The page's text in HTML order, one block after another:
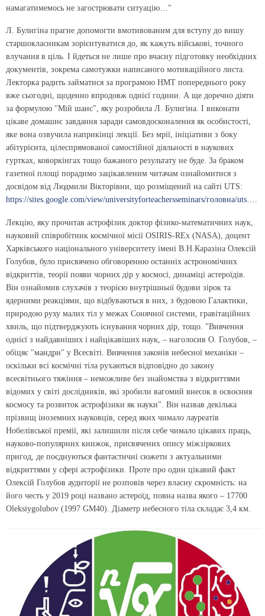
намагатимемось не загострювати ситуацію…"
Л. Булигіна прагне допомогти вмотивованим для вступу до вишу
старшокласникам зорієнтуватися до, як кажуть військові, точного
влучання в ціль. І йдеться не лише про вчасну підготовку необхідних
документів, зокрема самотужки написаного мотиваційного листа.
Лекторка радить займатися за програмою НМТ попереднього року
вже сьогодні, щоденно впродовж однієї години. А ще доречно діяти
за формулою "Мій шанс", яку розробила Л. Булигіна. І виконати
цікаве домашнє завдання заради самовдосконалення як особистості,
яке вона озвучила наприкінці лекції. Без мрії, ініціативи з боку
абітурієнта, цілеспрямованої самостійної діяльності в наукових
гуртках, коворкінгах тощо бажаного результату не буде. За браком
газетної площі порадимо зацікавленим читачам ознайомитися з
досвідом від Людмили Вікторівни, що розміщений на сайті UTS:
https://sites.google.com/view/universityforteachersseminars/головна/uts….
Лекцію, яку прочитав астрофізик доктор фізико-математичних наук,
науковий співробітник космічної місії OSIRIS-REx (NASA), доцент
Харківського національного університету імені В.Н.Каразіна Олексій
Голубов, було присвячено обговоренню останніх астрономічних
відкриттів, теорії появи чорних дір у космосі, динаміці астероїдів.
Він ознайомив слухачів з теорією внутрішньої будови зірок та
ядерними реакціями, що відбуваються в них, з будовою Галактики,
природою руху малих тіл у межах Сонячної системи, гравітаційних
хвиль, що підтверджують існування чорних дір, тощо. "Вивчення
однієї з найдавніших і найцікавіших наук, – наголосив О. Голубов, –
обіцяє "мандри" у Всесвіті. Вивчення законів небесної механіки –
оскільки всі космічні тіла рухаються відповідно до закону
всесвітнього тяжіння – неможливе без знайомства з відкриттями
відомих у світі дослідників, які зробили вагомий внесок в освоєння
космосу та розвиток астрофізики як науки". Він назвав декілька
прізвищ іноземних науковців, серед яких чимало лауреатів
Нобелівської премії, які залишили після себе чимало цікавих праць,
науково-популярних книжок, присвячених опису міжзіркових
пригод, де поєднуються фантастичні сюжети з актуальними
відкриттями у сфері астрофізики. Проте про один цікавий факт
Олексій Голубов аудиторії не розповів через власну скромність: на
його честь у 2019 році названо астероїд, повна назва якого – 17700
Oleksiygolubov (1997 GM40). Діаметр небесного тіла складає 3,4 км.